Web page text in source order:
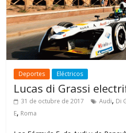
Deportes Eléctricos
Lucas di Grassi
31 de octubre de 2017 Audi, Di
E, Roma